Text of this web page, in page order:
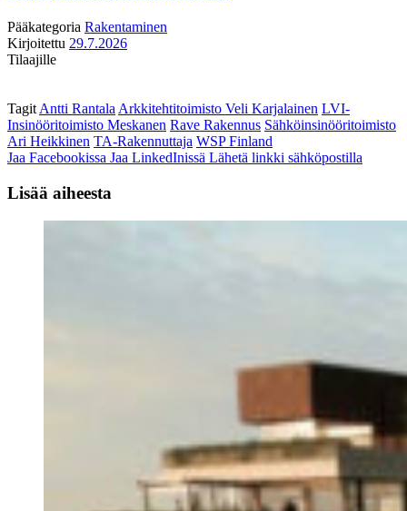
Pääkategoria Rakentaminen
Kirjoitettu 29.7.2026
Tilaajille
Tagit Antti Rantala Arkkitehtitoimisto Veli Karjalainen LVI-
Insinööritoimisto Meskanen Rave Rakennus Sähköinsinööritoimisto
Ari Heikkinen TA-Rakennuttaja WSP Finland
Jaa Facebookissa Jaa LinkedInissä Lähetä linkki sähköpostilla
Lisää aiheesta